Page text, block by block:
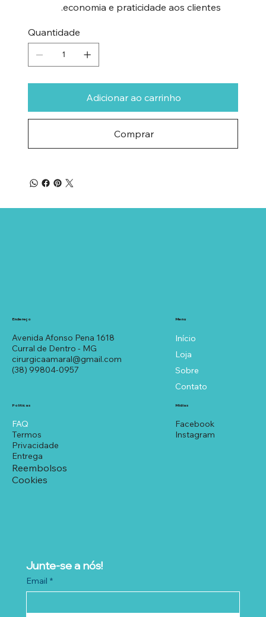
economia e praticidade aos clientes.
Quantidade
Adicionar ao carrinho
Comprar
Avenida Afonso Pena 1618
Curral de Dentro - MG
cirurgicaamaral@gmail.com
(38) 99804-0957
Endereço Menu
Início
Loja
Sobre
Contato
FAQ
Termos
Privacidade
Entrega
Reembolsos
Cookies
Políticas
Facebook
Instagram
Mídias
Junte-se a nós!
Email *